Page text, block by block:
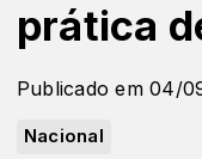
prática
Publicado em 04/
Nacional